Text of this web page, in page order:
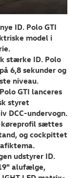
Tilmeld dig
Aktuelt
ID. Polo GTI
model i
stærke ID. Polo
6,8 sekunder og
niveau.
GTI lanceres
styret
DCC-undervogn.
køreprofil sættes
og cockpittet
udstyrer ID.
alufælge,